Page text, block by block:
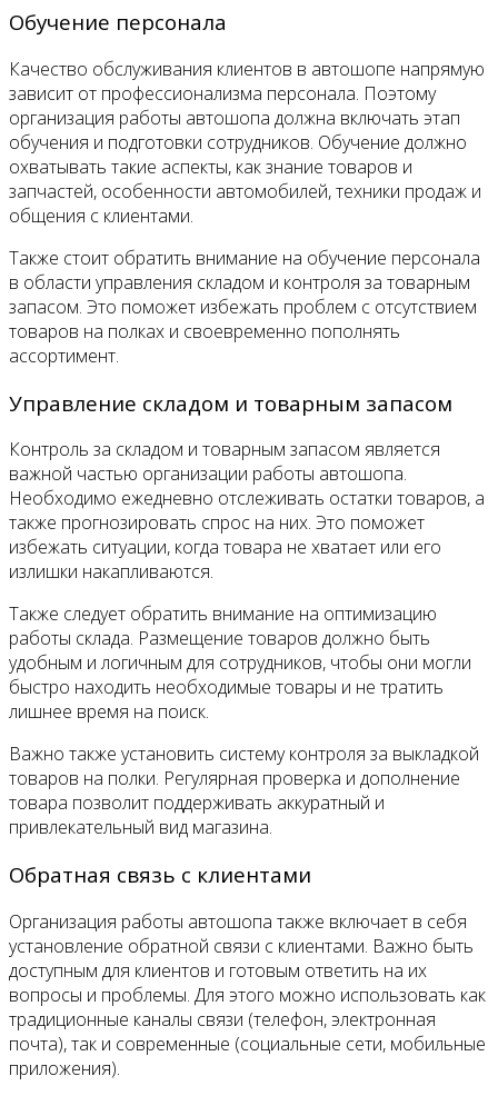
Обучение персонала
Качество обслуживания клиентов в автошопе напрямую
зависит от профессионализма персонала. Поэтому
организация работы автошопа должна включать этап
обучения и подготовки сотрудников. Обучение должно
охватывать такие аспекты, как знание товаров и
запчастей, особенности автомобилей, техники продаж и
общения с клиентами.
Также стоит обратить внимание на обучение персонала
в области управления складом и контроля за товарным
запасом. Это поможет избежать проблем с отсутствием
товаров на полках и своевременно пополнять
ассортимент.
Управление складом и товарным запасом
Контроль за складом и товарным запасом является
важной частью организации работы автошопа.
Необходимо ежедневно отслеживать остатки товаров, а
также прогнозировать спрос на них. Это поможет
избежать ситуации, когда товара не хватает или его
излишки накапливаются.
Также следует обратить внимание на оптимизацию
работы склада. Размещение товаров должно быть
удобным и логичным для сотрудников, чтобы они могли
быстро находить необходимые товары и не тратить
лишнее время на поиск.
Важно также установить систему контроля за выкладкой
товаров на полки. Регулярная проверка и дополнение
товара позволит поддерживать аккуратный и
привлекательный вид магазина.
Обратная связь с клиентами
Организация работы автошопа также включает в себя
установление обратной связи с клиентами. Важно быть
доступным для клиентов и готовым ответить на их
вопросы и проблемы. Для этого можно использовать как
традиционные каналы связи (телефон, электронная
почта), так и современные (социальные сети, мобильные
приложения).